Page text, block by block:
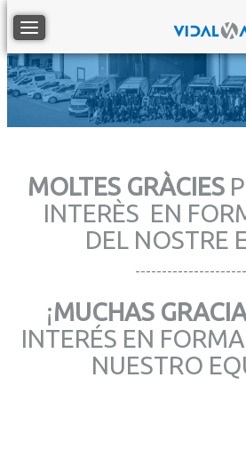
Toggle navigation
MOLTES GRÀCIES
INTERÈS EN
DEL NOSTRE
¡MUCHAS
INTERÉS EN
NUESTRO